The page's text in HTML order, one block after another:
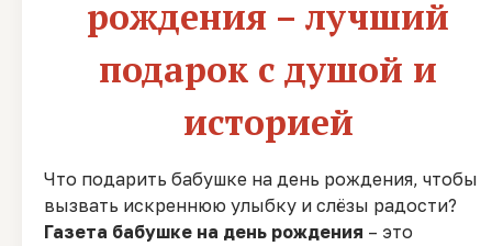
рождения – лучший
подарок с душой и
историей
Что подарить бабушке на день рождения, чтобы
вызвать искреннюю улыбку и слёзы радости?
Газета бабушке на день рождения – это